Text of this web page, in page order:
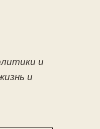
и
и